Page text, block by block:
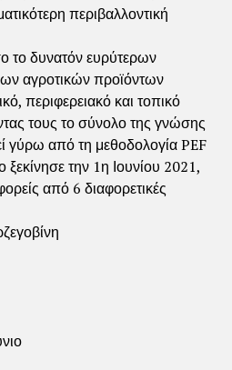
Publish
16/07/2
021
περιβαλλοντική
το δυνατόν ευρύτερων
αγροτικών προϊόντων
περιφερειακό και τοπικό
τους το σύνολο της γνώσης
γύρω από τη μεθοδολογία PEF
ξεκίνησε την 1η Ιουνίου 2021,
από 6 διαφορετικές